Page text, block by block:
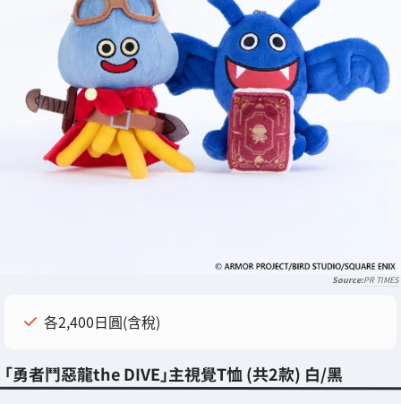
PR TIMES
各2,400日圓(含稅)
「勇者鬥惡龍the DIVE」主視覺T恤 (共2款) 白/黑